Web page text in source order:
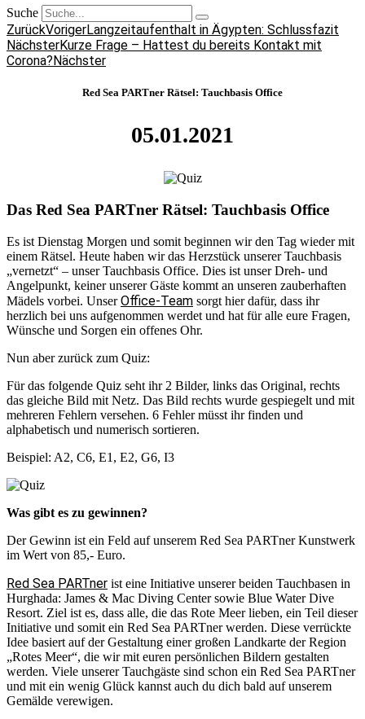
Suche
ZurückVorigerLangzeitaufenthalt in Ägypten: Schlussfazit
NächsterKurze Frage – Hattest du bereits Kontakt mit
Corona?Nächster
Red Sea PARTner Rätsel: Tauchbasis Office
05.01.2021
Das Red Sea PARTner Rätsel: Tauchbasis Office
Es ist Dienstag Morgen und somit beginnen wir den Tag wieder mit
einem Rätsel. Heute haben wir das Herzstück unserer Tauchbasis
„vernetzt“ – unser Tauchbasis Office. Dies ist unser Dreh- und
Angelpunkt, keiner unserer Gäste kommt an unseren zauberhaften
Mädels vorbei. UnserOffice-Team sorgt hier dafür, dass ihr
herzlich bei uns aufgenommen werdet und hat für alle eure Fragen,
Wünsche und Sorgen ein offenes Ohr.
Nun aber zurück zum Quiz:
Für das folgende Quiz seht ihr 2 Bilder, links das Original, rechts
das gleiche Bild mit Netz. Das Bild rechts wurde gespiegelt und mit
mehreren Fehlern versehen. 6 Fehler müsst ihr finden und
alphabetisch und numerisch sortieren.
Beispiel: A2, C6, E1, E2, G6, I3
Was gibt es zu gewinnen?
Der Gewinn ist ein Feld auf unserem Red Sea PARTner Kunstwerk
im Wert von 85,- Euro.
Red Sea PARTner ist eine Initiative unserer beiden Tauchbasen in
Hurghada: James & Mac Diving Center sowie Blue Water Dive
Resort. Ziel ist es, dass alle, die das Rote Meer lieben, ein Teil dieser
Initiative und somit ein Red Sea PARTner werden. Diese verrückte
Idee basiert auf der Gestaltung einer großen Landkarte der Region
„Rotes Meer“, die wir mit euren persönlichen Bildern gestalten
werden. Viele unserer Tauchgäste sind schon ein Red Sea PARTner
und mit ein wenig Glück kannst auch du dich bald auf unserem
Gemälde verewigen.